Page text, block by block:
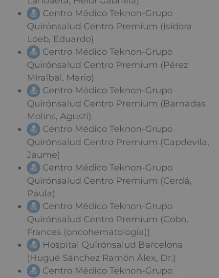
Centro Médico Teknon-Grupo
Quirónsalud Centro Premium (Isidora
Loeb, Eduardo)
Centro Médico Teknon-Grupo
Quirónsalud Centro Premium (Pérez
Miralbal, Mario)
Centro Médico Teknon-Grupo
Quirónsalud Centro Premium (Barnadas
Molins, Agustí)
Centro Médico Teknon-Grupo
Quirónsalud Centro Premium (Capdevila,
Jaume)
Centro Médico Teknon-Grupo
Quirónsalud Centro Premium (Cerdá,
Paula)
Centro Médico Teknon-Grupo
Quirónsalud Centro Premium (Cobo,
Frances (oncohematología))
Hospital Quirónsalud Barcelona
(Hugué Sánchez Ramón Álex, Dr.)
Centro Médico Teknon-Grupo